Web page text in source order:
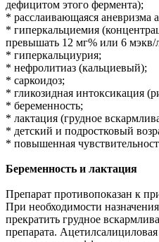
дефицитом этого фермента);
* расслаивающаяся аневризма
* гиперкальциемия
превышать 12 мг% или 6 мэкв/
* гиперкальциурия;
* нефролитиаз (кальциевый);
* саркоидоз;
* гликозидная интоксикация
* беременность;
* лактация (грудное
* детский и подростковый
* повышенная
Беременность и лактация
Препарат противопоказан к
При необходимости
прекратить грудное
препарата. Ацетилсалициловая